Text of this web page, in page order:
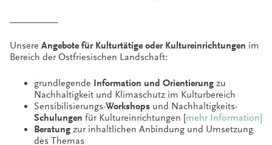
Unsere Angebote für Kulturtätige oder Kultureinrichtungen im
Bereich der Ostfriesischen Landschaft:
grundlegende Information und Orientierung zu
Nachhaltigkeit und Klimaschutz im Kulturbereich
Sensibilisierungs-Workshops und Nachhaltigkeits-
Schulungen für Kultureinrichtungen [mehr Information]
Beratung zur inhaltlichen Anbindung und Umsetzung
des Themas